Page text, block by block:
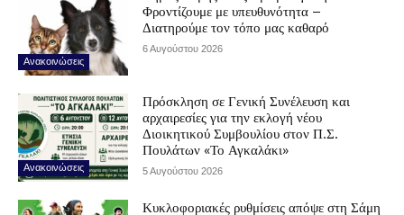
Ανακοινώσεις
Φροντίζουμε με υπευθυνότητα –
Διατηρούμε τον τόπο μας καθαρό
6 Αυγούστου 2026
Ανακοινώσεις
Πρόσκληση σε Γενική Συνέλευση και
αρχαιρεσίες για την εκλογή νέου
Διοικητικού Συμβουλίου στον Π.Σ.
Πουλάτων «Το Αγκαλάκι»
5 Αυγούστου 2026
Κυκλοφοριακές ρυθμίσεις απόψε στη Σάμη